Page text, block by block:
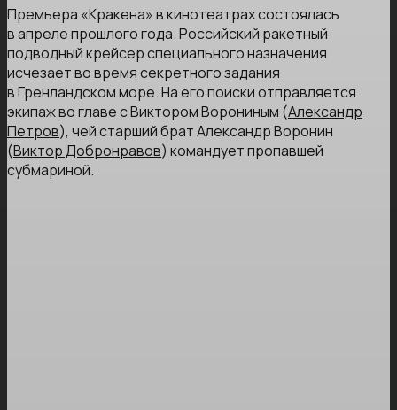
Премьера «Кракена» в кинотеатрах состоялась
в апреле прошлого года. Российский ракетный
подводный крейсер специального назначения
исчезает во время секретного задания
в Гренландском море. На его поиски отправляется
экипаж во главе с Виктором Ворониным (Александр
Петров), чей старший брат Александр Воронин
(Виктор Добронравов) командует пропавшей
субмариной.